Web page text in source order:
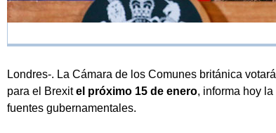
Londres-. La Cámara de los Comunes británica
para el Brexitel próximo 15 de enero, informa hoy
fuentes gubernamentales.